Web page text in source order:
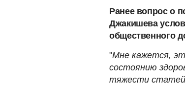
Ранее вопрос о
Джакишева
общественного
"Мне кажется,
состоянию
тяжести